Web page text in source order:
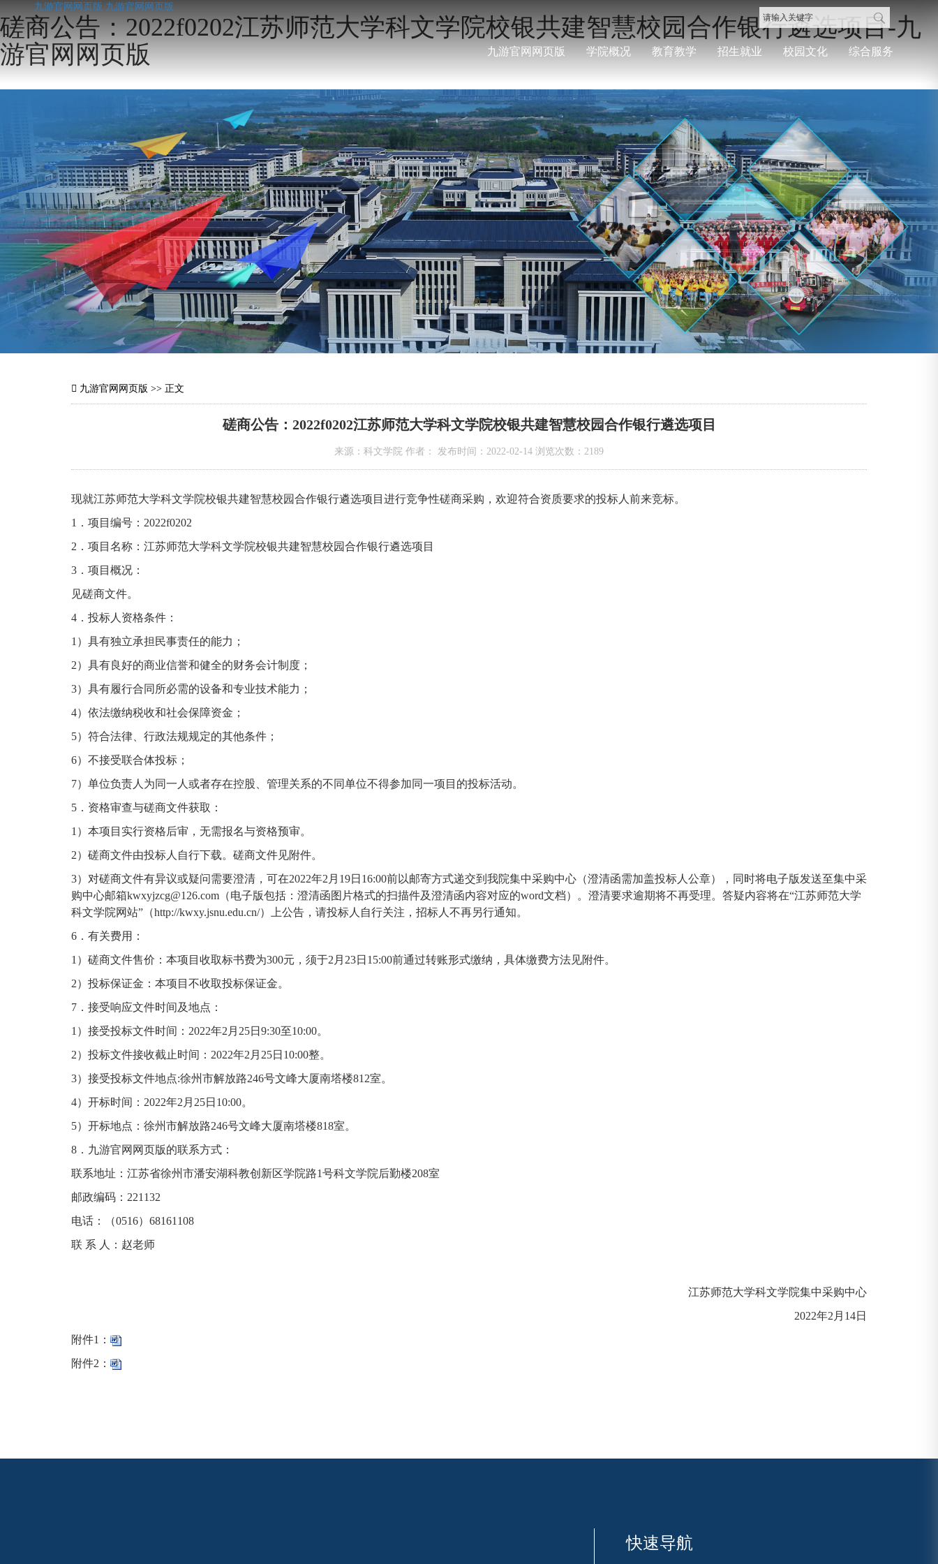
磋商公告：2022f0202江苏师范大学科文学院校银共建智慧校园合作银行遴选项目-九
游官网网页版
九游官网网页版 九游官网网页版
九游官网网页版 学院概况 教育教学 招生就业 校园文化 综合服务
九游官网网页版 >> 正文
磋商公告：2022f0202江苏师范大学科文学院校银共建智慧校园合作银行遴选项目
来源：科文学院 作者： 发布时间：2022-02-14 浏览次数： 2189
现就江苏师范大学科文学院校银共建智慧校园合作银行遴选项目进行竞争性磋商采购，欢迎符合资质要求的投标人前来竞标。
1．项目编号：2022f0202
2．项目名称：江苏师范大学科文学院校银共建智慧校园合作银行遴选项目
3．项目概况：
见磋商文件。
4．投标人资格条件：
1）具有独立承担民事责任的能力；
2）具有良好的商业信誉和健全的财务会计制度；
3）具有履行合同所必需的设备和专业技术能力；
4）依法缴纳税收和社会保障资金；
5）符合法律、行政法规规定的其他条件；
6）不接受联合体投标；
7）单位负责人为同一人或者存在控股、管理关系的不同单位不得参加同一项目的投标活动。
5．资格审查与磋商文件获取：
1）本项目实行资格后审，无需报名与资格预审。
2）磋商文件由投标人自行下载。磋商文件见附件。
3）对磋商文件有异议或疑问需要澄清，可在2022年2月19日16:00前以邮寄方式递交到我院集中采购中心（澄清函需加盖投标人公章），同时将电子版发送至集中采
购中心邮箱kwxyjzcg@126.com （电子版包括：澄清函图片格式的扫描件及澄清函内容对应的word文档）。澄清要求逾期将不再受理。答疑内容将在“江苏师范大学
科文学院网站”（http://kwxy.jsnu.edu.cn/）上公告，请投标人自行关注，招标人不再另行通知。
6．有关费用：
1）磋商文件售价：本项目收取标书费为300元，须于2月23日15:00前通过转账形式缴纳，具体缴费方法见附件。
2）投标保证金：本项目不收取投标保证金。
7．接受响应文件时间及地点：
1）接受投标文件时间：2022年2月25日9:30至10:00。
2）投标文件接收截止时间：2022年2月25日10:00整。
3）接受投标文件地点:徐州市解放路246号文峰大厦南塔楼812室。
4）开标时间：2022年2月25日10:00。
5）开标地点：徐州市解放路246号文峰大厦南塔楼818室。
8．九游官网网页版的联系方式：
联系地址：江苏省徐州市潘安湖科教创新区学院路1号科文学院后勤楼208室
邮政编码：221132
电话：（0516）68161108
联 系 人：赵老师
江苏师范大学科文学院集中采购中心
2022年2月14日
附件1：
附件2：
快速导航